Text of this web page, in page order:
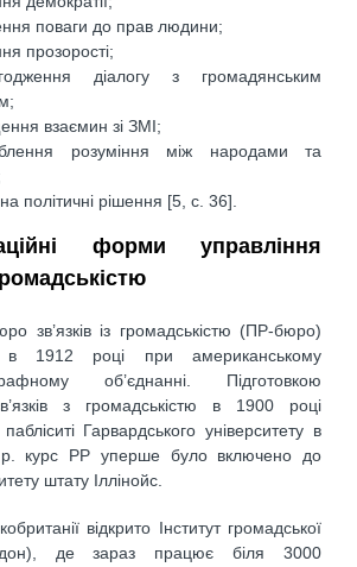
поваги до прав людини;
прозорості;
діалогу з громадянським
взаємин зі ЗМІ;
розуміння між народами та
політичні рішення [5, c. 36].
форми управління
зв’язків із громадськістю (ПР-бюро)
в 1912 році при американському
об’єднанні. Підготовкою
з громадськістю в 1900 році
Гарвардського університету в
курс РР уперше було включено до
штату Іллінойс.
відкрито Інститут громадської
де зараз працює біля 3000